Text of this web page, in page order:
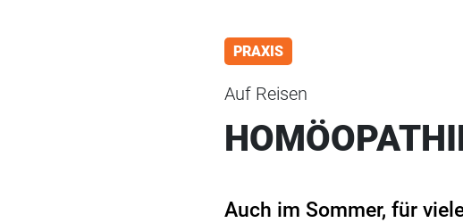
PRAXIS
Auf Reisen
Auch im Sommer, für